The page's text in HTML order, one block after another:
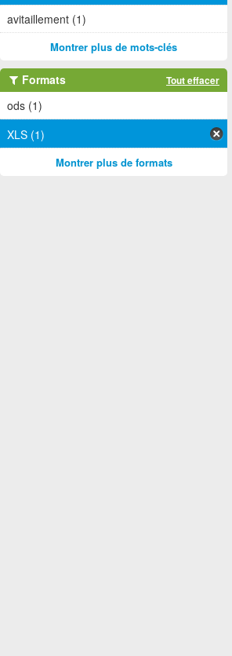
avitaillement (1)
Montrer plus de mots-clés
Formats Tout effacer
ods (1)
XLS (1)
Montrer plus de formats